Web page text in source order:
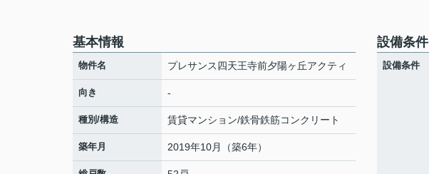
基本情報
物件名 プレサンス四天王寺前夕陽ヶ丘アクティ
向き -
種別/構造 賃貸マンション/鉄骨鉄筋コンクリート
築年月 2019年10月（築6年）
設備条件
設備条件